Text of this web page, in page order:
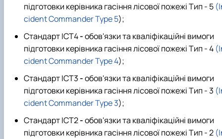
підготовки керівника гасіння лісової пожежі Тип - 5
cident Commander Type 5);
Стандарт ICT4-обов'язки та кваліфікаційні вимоги
підготовки керівника гасіння лісової пожежі Тип - 4
cident Commander Type 4);
Стандарт ICT3 -обов'язки та кваліфікаційні вимоги
підготовки керівника гасіння лісової пожежі Тип - 3
cident Commander Type 3);
Стандарт ICT2-обов'язки та кваліфікаційні вимоги
підготовки керівника гасіння лісової пожежі Тип - 2